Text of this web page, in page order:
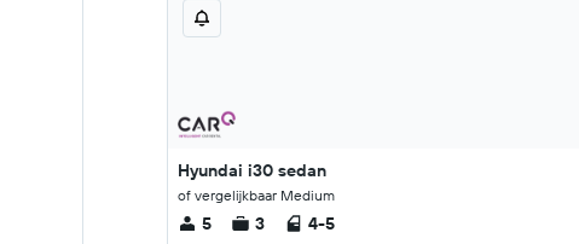
Hyundai i30 sedan
of vergelijkbaar Medium
5 3 4-5